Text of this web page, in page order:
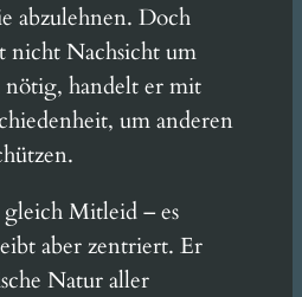
abzulehnen. Doch
nicht Nachsicht um
handelt er mit
um anderen
Mitleid – es
aber zentriert. Er
Natur aller